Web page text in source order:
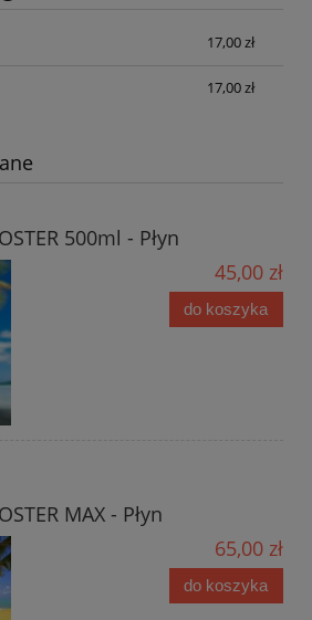
17,00 zł
17,00 zł
500ml - Płyn
45,00 zł
do koszyka
MAX - Płyn
65,00 zł
do koszyka